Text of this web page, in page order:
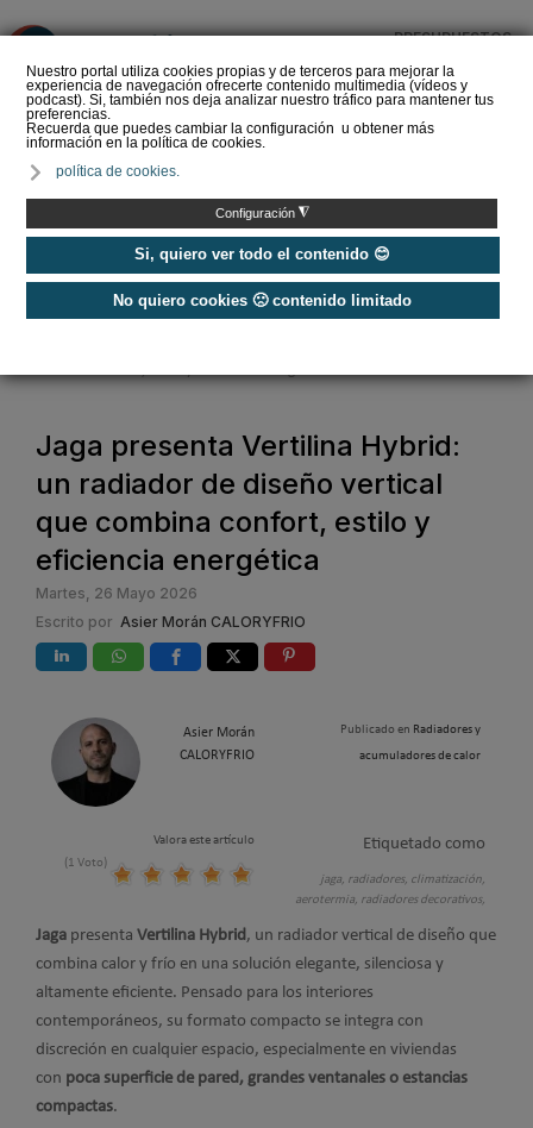
Nuestro portal utiliza cookies propias y de terceros para mejorar la
experiencia de navegación ofrecerte contenido multimedia (vídeos y
podcast). Si, también nos deja analizar nuestro tráfico para mantener tus
preferencias.
Recuerda que puedes cambiar la configuración u obtener más
información en la política de cookies.
política de cookies.
Configuración ◮
Si, quiero ver todo el contenido 😊
No quiero cookies 🙁 contenido limitado
PRESUPUESTOS
calefacción
Calefacción / Radiadores y acumuladores de calor
Jaga presenta Vertilina Hybrid:
un radiador de diseño vertical
que combina confort, estilo y
eficiencia energética
Martes, 26 Mayo 2026
Escrito por Asier Morán CALORYFRIO
Asier Morán
CALORYFRIO
Publicado en Radiadores y
acumuladores de calor
Valora este artículo
(1 Voto)
Etiquetado como
jaga, radiadores, climatización,
aerotermia, radiadores decorativos,
Jaga presenta Vertilina Hybrid, un radiador vertical de diseño que
combina calor y frío en una solución elegante, silenciosa y
altamente eficiente. Pensado para los interiores
contemporáneos, su formato compacto se integra con
discreción en cualquier espacio, especialmente en viviendas
con poca superficie de pared, grandes ventanales o estancias
compactas.